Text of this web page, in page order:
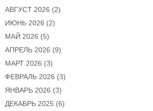
АВГУСТ 2026 (2)
ИЮНЬ 2026 (2)
МАЙ 2026 (5)
АПРЕЛЬ 2026 (9)
МАРТ 2026 (3)
ФЕВРАЛЬ 2026 (3)
ЯНВАРЬ 2026 (3)
ДЕКАБРЬ 2025 (6)